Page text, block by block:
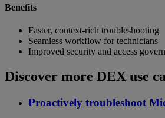
Benefits
Faster, context-rich troubleshooting
Seamless workflow for technicians
Improved security and access
Discover more DEX use
Proactively troubleshoot